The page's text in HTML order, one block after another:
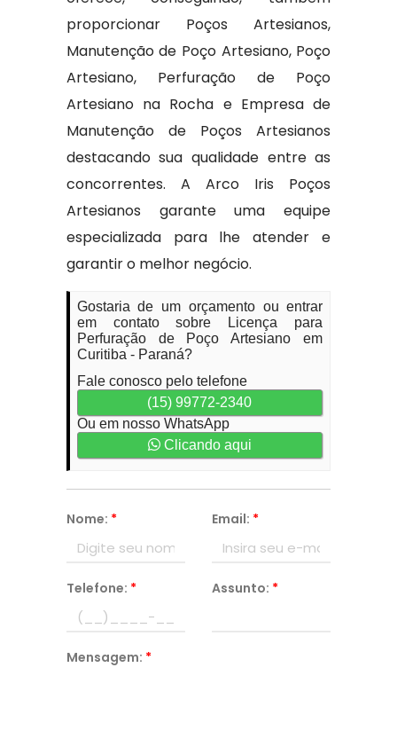
proporcionar Poços Artesianos,
Manutenção de Poço Artesiano, Poço
Artesiano, Perfuração de Poço
Artesiano na Rocha e Empresa de
Manutenção de Poços Artesianos
destacando sua qualidade entre as
concorrentes. A Arco Iris Poços
Artesianos garante uma equipe
especializada para lhe atender e
garantir o melhor negócio.
Gostaria de um orçamento ou entrar
em contato sobre Licença para
Perfuração de Poço Artesiano em
Curitiba - Paraná?
Fale conosco pelo telefone
(15) 99772-2340
Ou em nosso WhatsApp
Clicando aqui
Nome: * Email: *
Telefone: * Assunto: *
Mensagem: *